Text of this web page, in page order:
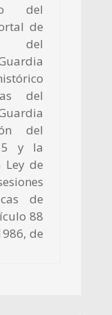
del
de
del
del
del
y la
Ley de
de
88
de